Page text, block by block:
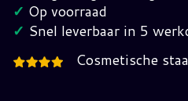
(FRG)
hoeveelheid
✓ Op voorraad
✓ Snel leverbaar in 5
Cosmetische